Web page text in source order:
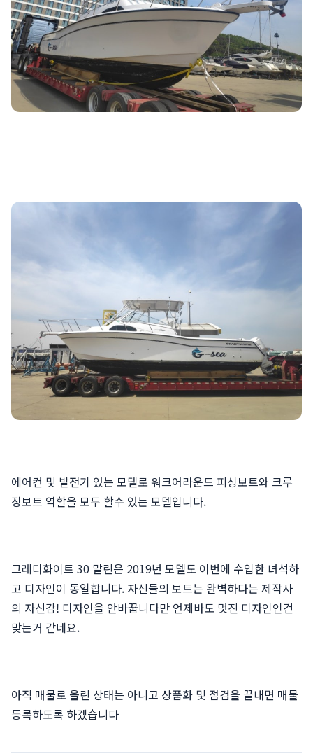
에어컨 및 발전기 있는 모델로 워크어라운드 피싱보트와 크루
징보트 역할을 모두 할수 있는 모델입니다.
그레디화이트 30 말린은 2019년 모델도 이번에 수입한 녀석하
고 디자인이 동일합니다. 자신들의 보트는 완벽하다는 제작사
의 자신감! 디자인을 안바꿉니다만 언제바도 멋진 디자인인건
맞는거 같네요.
아직 매물로 올린 상태는 아니고 상품화 및 점검을 끝내면 매물
등록하도록 하겠습니다